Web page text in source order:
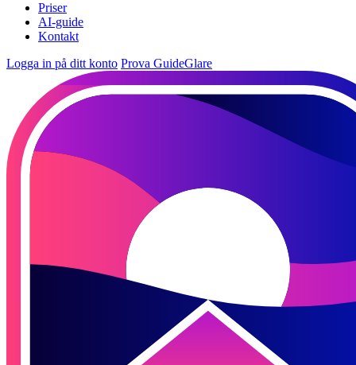
Priser
AI-guide
Kontakt
Logga in på ditt konto Prova GuideGlare